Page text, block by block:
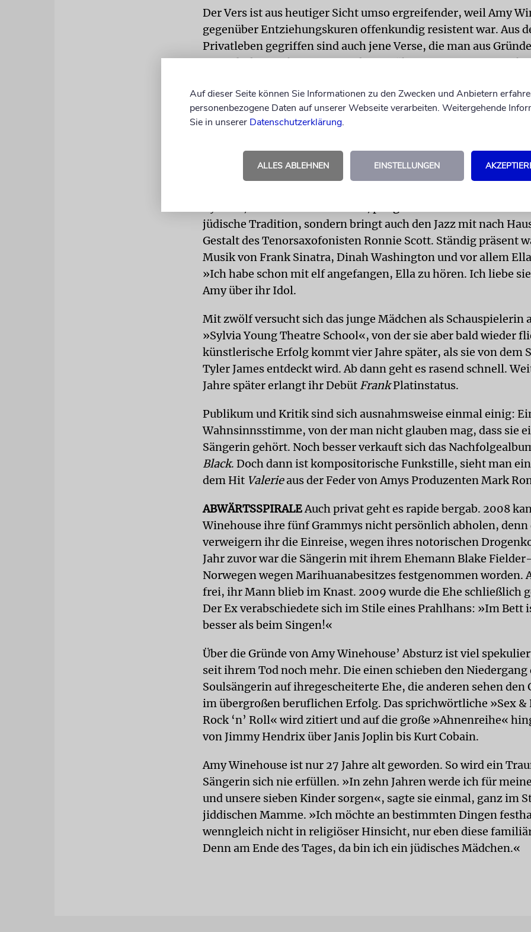
Der Vers ist aus heutiger Sicht umso ergreifender, weil Amy
gegenüber Entziehungskuren offenkundig resistent war. Aus
Privatleben gegriffen sind auch jene Verse, die man aus
Jugendschutzes besser gar nicht erst übersetzt: »Upstairs in
throes,/ This is when my buzzers goes.« Wer schon immer
was junge Jüdinnen beim Sex denken – bei Amy Winehouse
Verkehrshinweise zuhauf.
DURCHBRUCH
Die Karriere von Amy Winehouse ist schnell
jüdische Tradition, sondern bringt auch den Jazz mit nach
Gestalt des Tenorsaxofonisten Ronnie Scott. Ständig präsent
Musik von Frank Sinatra, Dinah Washington und vor allem
»Ich habe schon mit elf angefangen, Ella zu hören. Ich liebe
Amy über ihr Idol.
Mit zwölf versucht sich das junge Mädchen als Schauspielerin
»Sylvia Young Theatre School«, von der sie aber bald wieder
künstlerische Erfolg kommt vier Jahre später, als sie von dem
Tyler James entdeckt wird. Ab dann geht es rasend schnell.
Jahre später erlangt ihr Debüt FrankPlatinstatus.
Publikum und Kritik sind sich ausnahmsweise einmal einig:
Wahnsinnsstimme, von der man nicht glauben mag, dass sie
Sängerin gehört. Noch besser verkauft sich das
Black. Doch dann ist kompositorische Funkstille, sieht man
dem Hit Valerieaus der Feder von Amys Produzenten Mark
ABWÄRTSSPIRALEAuch privat geht es rapide bergab. 2008
Winehouse ihre fünf Grammys nicht persönlich abholen, denn
verweigern ihr die Einreise, wegen ihres notorischen
Jahr zuvor war die Sängerin mit ihrem Ehemann Blake
Norwegen wegen Marihuanabesitzes festgenommen worden.
frei, ihr Mann blieb im Knast. 2009 wurde die Ehe schließlich
Der Ex verabschiedete sich im Stile eines Prahlhans: »Im Bett
besser als beim Singen!«
Über die Gründe von Amy Winehouse’ Absturz ist viel
seit ihrem Tod noch mehr. Die einen schieben den Niedergang
Soulsängerin auf ihregescheiterte Ehe, die anderen sehen den
im übergroßen beruflichen Erfolg. Das sprichwörtliche »Sex &
Rock ‘n’ Roll« wird zitiert und auf die große »Ahnenreihe«
von Jimmy Hendrix über Janis Joplin bis Kurt Cobain.
Amy Winehouse ist nur 27 Jahre alt geworden. So wird ein
Sängerin sich nie erfüllen. »In zehn Jahren werde ich für
und unsere sieben Kinder sorgen«, sagte sie einmal, ganz im
jiddischen Mamme. »Ich möchte an bestimmten Dingen
wenngleich nicht in religiöser Hinsicht, nur eben diese
Denn am Ende des Tages, da bin ich ein jüdisches Mädchen.«
Auf dieser Seite können Sie Informationen zu den Zwecken und Anbietern
personenbezogene Daten auf unserer Webseite verarbeiten. Weitergehende
Sie in unserer Datenschutzerklärung.
ALLES ABLEHNEN EINSTELLUNGEN